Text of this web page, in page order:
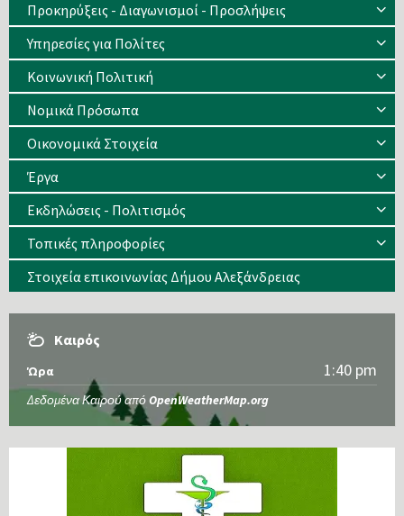
Προκηρύξεις - Διαγωνισμοί - Προσλήψεις
Υπηρεσίες για Πολίτες
Κοινωνική Πολιτική
Νομικά Πρόσωπα
Οικονομικά Στοιχεία
Έργα
Εκδηλώσεις - Πολιτισμός
Τοπικές πληροφορίες
Στοιχεία επικοινωνίας Δήμου Αλεξάνδρειας
Καιρός
Ώρα 1:40 pm
Δεδομένα Καιρού από OpenWeatherMap.org